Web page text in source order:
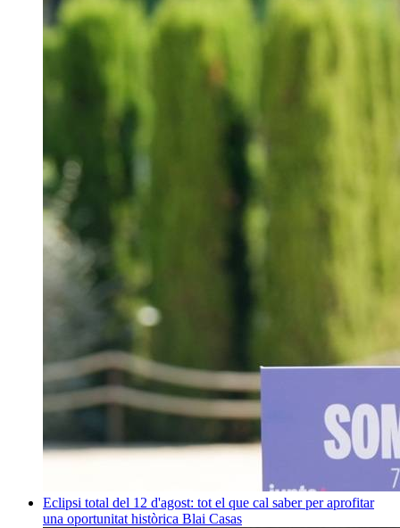
Eclipsi total del 12 d'agost: tot el que cal saber per aprofitar
una oportunitat històrica Blai Casas